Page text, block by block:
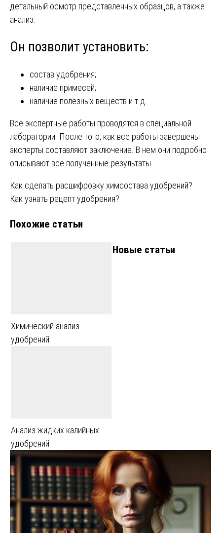
детальный осмотр представленных образцов, а также
анализ.
Он позволит установить:
состав удобрения;
наличие примесей;
наличие полезных веществ и т.д.
Все экспертные работы проводятся в специальной
лаборатории. После того, как все работы завершены
эксперты составляют заключение. В нем они подробно
описывают все полученные результаты.
Навигация
записям
Как сделать расшифровку химсостава удобрений?
Как узнать рецепт удобрения?
Похожие статьи
Химический анализ
удобрений
Анализ жидких калийных
удобрений
Новые статьи